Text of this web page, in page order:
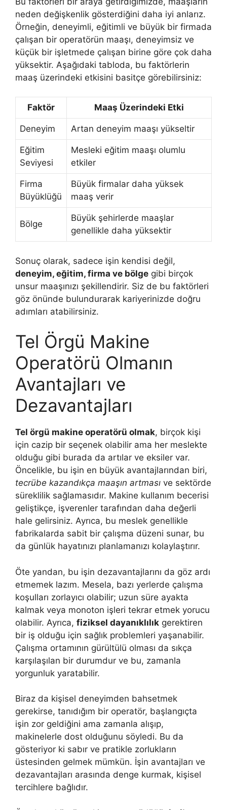
neden değişkenlik gösterdiğini daha iyi anlarız.
Örneğin, deneyimli, eğitimli ve büyük bir firmada
çalışan bir operatörün maaşı, deneyimsiz ve
küçük bir işletmede çalışan birine göre çok daha
yüksektir. Aşağıdaki tabloda, bu faktörlerin
maaş üzerindeki etkisini basitçe görebilirsiniz:
Faktör Maaş Üzerindeki Etki
Deneyim Artan deneyim maaşı yükseltir
Eğitim
Seviyesi
Mesleki eğitim maaşı olumlu
etkiler
Firma
Büyüklüğü
Büyük firmalar daha yüksek
maaş verir
Bölge
Büyük şehirlerde maaşlar
genellikle daha yüksektir
Sonuç olarak, sadece işin kendisi değil,
deneyim, eğitim, firma ve bölge gibi birçok
unsur maaşınızı şekillendirir. Siz de bu faktörleri
göz önünde bulundurarak kariyerinizde doğru
adımları atabilirsiniz.
Tel Örgü Makine
Operatörü Olmanın
Avantajları ve
Dezavantajları
Tel örgü makine operatörü olmak, birçok kişi
için cazip bir seçenek olabilir ama her meslekte
olduğu gibi burada da artılar ve eksiler var.
Öncelikle, bu işin en büyük avantajlarından biri,
tecrübe kazandıkça maaşın artması ve sektörde
süreklilik sağlamasıdır. Makine kullanım becerisi
geliştikçe, işverenler tarafından daha değerli
hale gelirsiniz. Ayrıca, bu meslek genellikle
fabrikalarda sabit bir çalışma düzeni sunar, bu
da günlük hayatınızı planlamanızı kolaylaştırır.
Öte yandan, bu işin dezavantajlarını da göz ardı
etmemek lazım. Mesela, bazı yerlerde çalışma
koşulları zorlayıcı olabilir; uzun süre ayakta
kalmak veya monoton işleri tekrar etmek yorucu
olabilir. Ayrıca, fiziksel dayanıklılık gerektiren
bir iş olduğu için sağlık problemleri yaşanabilir.
Çalışma ortamının gürültülü olması da sıkça
karşılaşılan bir durumdur ve bu, zamanla
yorgunluk yaratabilir.
Biraz da kişisel deneyimden bahsetmek
gerekirse, tanıdığım bir operatör, başlangıçta
işin zor geldiğini ama zamanla alışıp,
makinelerle dost olduğunu söyledi. Bu da
gösteriyor ki sabır ve pratikle zorlukların
üstesinden gelmek mümkün. İşin avantajları ve
dezavantajları arasında denge kurmak, kişisel
tercihlere bağlıdır.